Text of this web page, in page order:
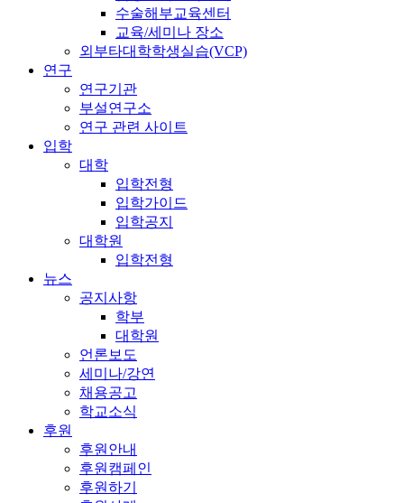
수술해부교육센터
교육/세미나 장소
외부타대학학생실습(VCP)
연구
연구기관
부설연구소
연구 관련 사이트
입학
대학
입학전형
입학가이드
입학공지
대학원
입학전형
뉴스
공지사항
학부
대학원
언론보도
세미나/강연
채용공고
학교소식
후원
후원안내
후원캠페인
후원하기